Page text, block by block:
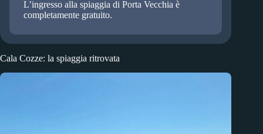
L’ingresso alla spiaggia di Porta Vecchia è
completamente gratuito.
Cala Cozze: la spiaggia ritrovata